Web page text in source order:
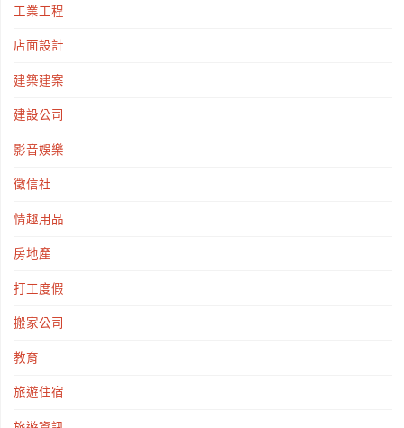
工業工程
店面設計
建築建案
建設公司
影音娛樂
徵信社
情趣用品
房地產
打工度假
搬家公司
教育
旅遊住宿